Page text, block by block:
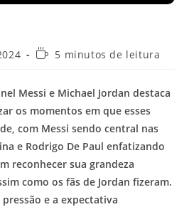
Tempo5 minutos de leitura
Messi e Michael Jordan destaca
os momentos em que esses
com Messi sendo central nas
e Rodrigo De Paul enfatizando
reconhecer sua grandeza
como os fãs de Jordan fizeram.
e a expectativa